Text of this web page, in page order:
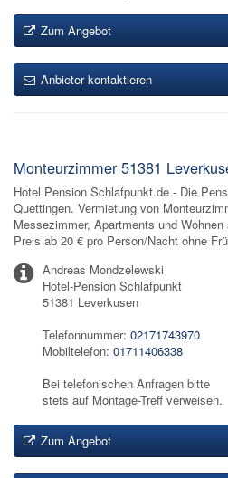
Zum Angebot
Anbieter kontaktieren
Monteurzimmer 51381
Hotel Pension Schlafpunkt.de - Die
Quettingen. Vermietung von
Messezimmer, Apartments und
Preis ab 20 € pro Person/Nacht ohne
Andreas Mondzelewski
Hotel-Pension Schlafpunkt
51381 Leverkusen
Telefonnummer: 02171743970
Mobiltelefon: 01711406338
Bei telefonischen Anfragen bitte
stets auf Montage-Treff verweisen.
Zum Angebot